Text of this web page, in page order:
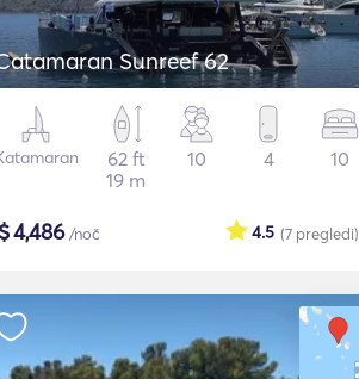
Sunreef 62
62 ft
19 m
10 4 10
$4,486/noč (7 pregledi)
4.5